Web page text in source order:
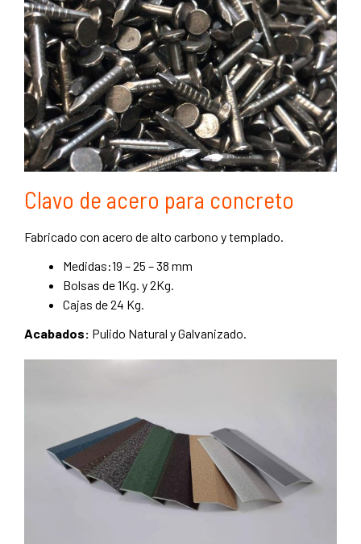
Clavo de acero para concreto
Fabricado con acero de alto carbono y templado.
Medidas:19 – 25 – 38 mm
Bolsas de 1Kg. y 2Kg.
Cajas de 24 Kg.
Acabados: Pulido Natural y Galvanizado.